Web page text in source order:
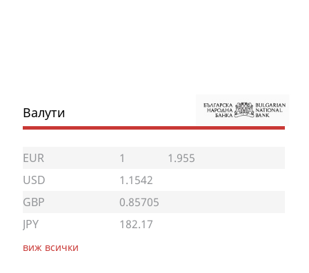
Валути
EUR 1
1.955
USD
1.1542
GBP
0.85705
JPY
182.17
виж всички